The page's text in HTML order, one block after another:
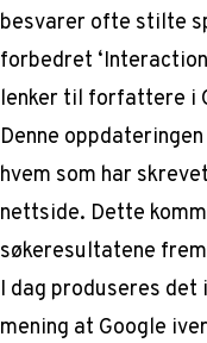
besvarer ofte stilte
forbedret
lenker til forfattere i
Denne
hvem som har
nettside. Dette
søkeresultatene
I dag produseres det
mening at Google